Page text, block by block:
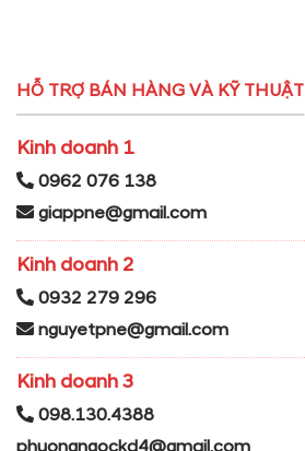
HỖ TRỢ BÁN HÀNG VÀ KỸ THUẬT
Kinh doanh 1
0962 076 138
giappne@gmail.com
Kinh doanh 2
0932 279 296
nguyetpne@gmail.com
Kinh doanh 3
098.130.4388
phuongngockd4@gmail.com